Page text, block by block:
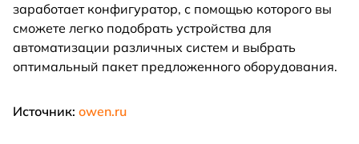
заработает конфигуратор, с помощью которого вы
сможете легко подобрать устройства для
автоматизации различных систем и выбрать
оптимальный пакет предложенного оборудования.
Источник: owen.ru